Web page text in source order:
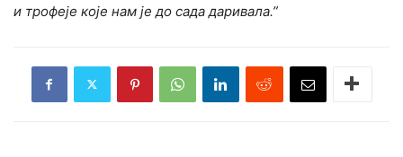
и трофеје које нам је до сада даривала.”